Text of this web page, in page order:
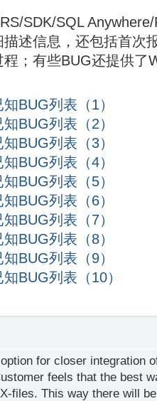
SDK/SQL
述信息，还包括首次
；有些BUG还提供了
BUG列表（1）
BUG列表（2）
BUG列表（3）
BUG列表（4）
BUG列表（5）
BUG列表（6）
BUG列表（7）
BUG列表（8）
BUG列表（9）
BUG列表（10）
for closer integration
feels that the best
files. This way there will